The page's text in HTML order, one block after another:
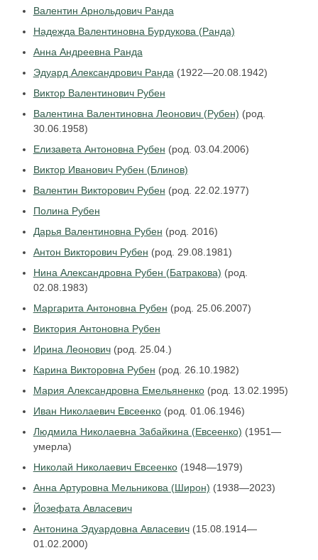
Валентин Арнольдович Ранда
Надежда Валентиновна Бурдукова (Ранда)
Анна Андреевна Ранда
Эдуард Александрович Ранда(1922—20.08.1942)
Виктор Валентинович Рубен
Валентина Валентиновна Леонович (Рубен) (род.
30.06.1958)
Елизавета Антоновна Рубен (род. 03.04.2006)
Виктор Иванович Рубен (Блинов)
Валентин Викторович Рубен (род. 22.02.1977)
Полина Рубен
Дарья Валентиновна Рубен (род. 2016)
Антон Викторович Рубен (род. 29.08.1981)
Нина Александровна Рубен (Батракова) (род.
02.08.1983)
Маргарита Антоновна Рубен (род. 25.06.2007)
Виктория Антоновна Рубен
Ирина Леонович(род. 25.04.)
Карина Викторовна Рубен (род. 26.10.1982)
Мария Александровна Емельяненко(род. 13.02.1995)
Иван Николаевич Евсеенко(род. 01.06.1946)
Людмила Николаевна Забайкина (Евсеенко) (1951—
умерла)
Николай Николаевич Евсеенко(1948—1979)
Анна Артуровна Мельникова (Широн) (1938—2023)
Йозефата Авласевич
Антонина Эдуардовна Авласевич(15.08.1914—
01.02.2000)